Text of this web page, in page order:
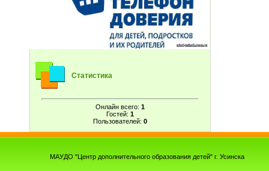
Статистика
Онлайн всего: 1
Гостей: 1
Пользователей: 0
МАУДО "Центр дополнительного образования детей" г. Усинска